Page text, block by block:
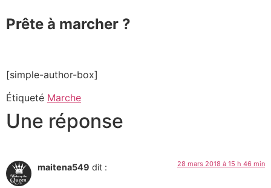
Prête à marcher ?
[simple-author-box]
Étiqueté Marche
Une réponse
maitena549 dit : 28 mars 2018 à 15 h 46 min